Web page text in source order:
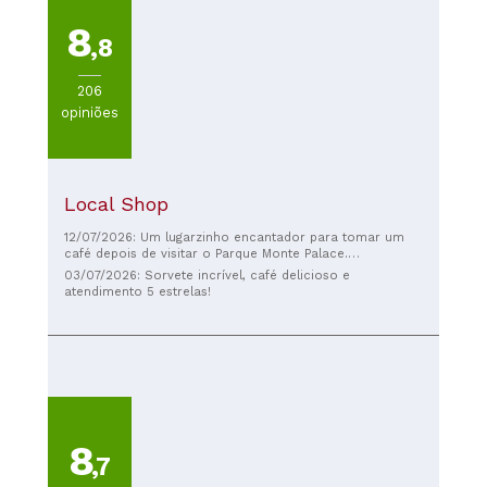
8,8
206
opiniões
Local Shop
12/07/2026: Um lugarzinho encantador para tomar um
café depois de visitar o Parque Monte Palace.
Funcionários muito acolhedores.
03/07/2026: Sorvete incrível, café delicioso e
atendimento 5 estrelas!
8,7